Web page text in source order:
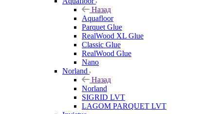
Назад
Aquafloor
Parquet Glue
RealWood XL Glue
Classic Glue
RealWood Glue
Nano
Norland
Назад
Norland
SIGRID LVT
LAGOM PARQUET LVT